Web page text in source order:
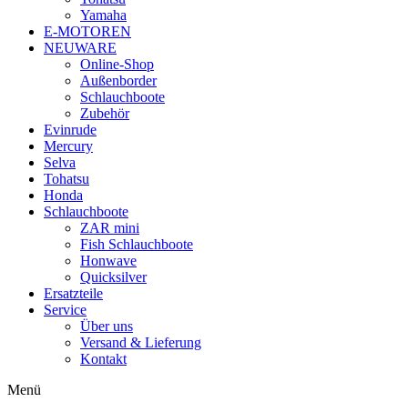
Yamaha
E-MOTOREN
NEUWARE
Online-Shop
Außenborder
Schlauchboote
Zubehör
Evinrude
Mercury
Selva
Tohatsu
Honda
Schlauchboote
ZAR mini
Fish Schlauchboote
Honwave
Quicksilver
Ersatzteile
Service
Über uns
Versand & Lieferung
Kontakt
Menü